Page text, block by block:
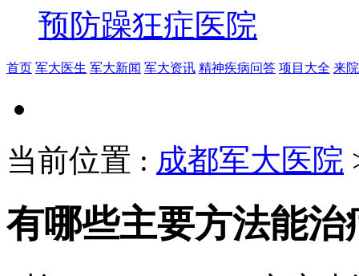
预防躁狂症医院
首页 军大医生 军大新闻 军大资讯 精神疾病问答 项目大全 来
当前位置 : 成都军大医院
有哪些主要方法能治